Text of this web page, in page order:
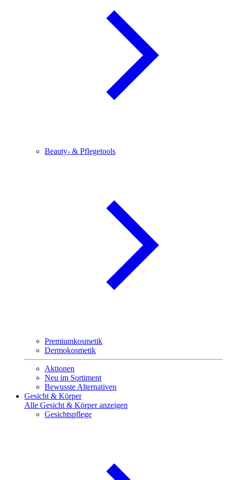
Beauty- & Pflegetools
Premiumkosmetik
Dermokosmetik
Aktionen
Neu im Sortiment
Bewusste Alternativen
Gesicht & Körper
Alle Gesicht & Körper anzeigen
Gesichtspflege